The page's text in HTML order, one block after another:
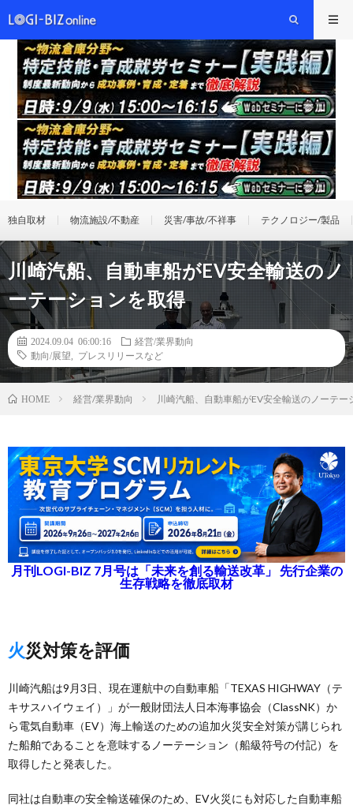
独自取材 物流施設/不動産 災害/事故/不祥事 テクノロジー/製品
川崎汽船、自動車船がEV安全輸送のノ
ーテーションを取得
2024.09.04 06:00:16
経営/業界動向
動向/展望
プレスリリースなど
HOME 経営/業界動向 川崎汽船、自動車船がEV安全輸送のノーテー
月刊LOGI-BIZ 7月号は「未来を創る輸送改革」 先行企業の
生存戦略を徹底取材
火災対策を評価
川崎汽船は9月3日、現在運航中の自動車船「TEXAS HIGHWAY（テ
キサスハイウェイ）」が一般財団法人日本海事協会（ClassNK）か
ら電気自動車（EV）海上輸送のための追加火災安全対策が講じられ
た船舶であることを意味するノーテーション（船級符号の付記）を
取得したと発表した。
同社は自動車の安全輸送確保のため、EV火災にも対応した自動車船